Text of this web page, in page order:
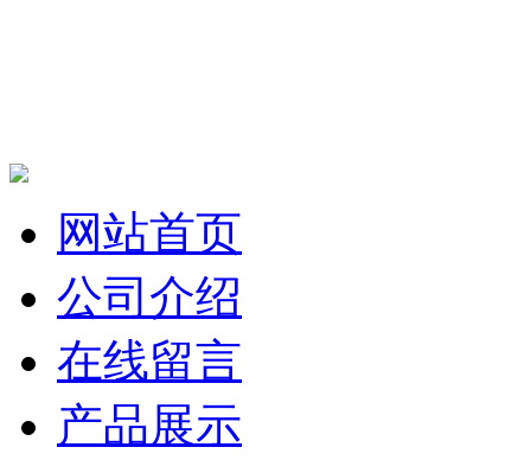
网站首页
公司介绍
在线留言
产品展示